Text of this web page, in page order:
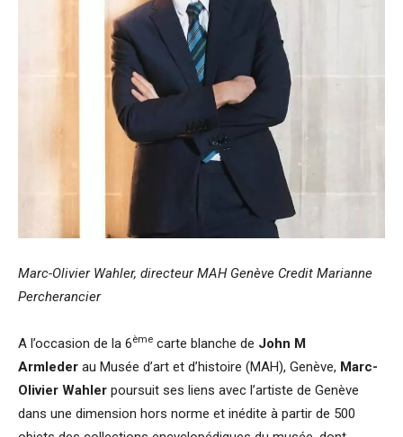
Marc-Olivier Wahler, directeur MAH Genève Credit Marianne
Percherancier
A l’occasion de la 6ème carte blanche de John M
Armleder au Musée d’art et d’histoire (MAH), Genève, Marc-
Olivier Wahler poursuit ses liens avec l’artiste de Genève
dans une dimension hors norme et inédite à partir de 500